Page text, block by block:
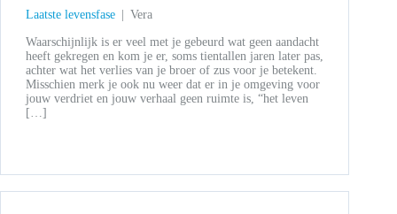
Laatste levensfase Vera
Waarschijnlijk is er veel met je gebeurd wat geen aandacht
heeft gekregen en kom je er, soms tientallen jaren later pas,
achter wat het verlies van je broer of zus voor je betekent.
Misschien merk je ook nu weer dat er in je omgeving voor
jouw verdriet en jouw verhaal geen ruimte is, “het leven
[…]